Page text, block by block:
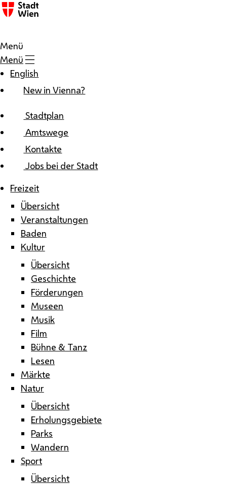
Zum Inhalt
Menü
Menü
English
New in Vienna?
Stadtplan
Amtswege
Kontakte
Jobs bei der Stadt
Freizeit
Übersicht
Veranstaltungen
Baden
Kultur
Übersicht
Geschichte
Förderungen
Museen
Musik
Film
Bühne & Tanz
Lesen
Märkte
Natur
Übersicht
Erholungsgebiete
Parks
Wandern
Sport
Übersicht